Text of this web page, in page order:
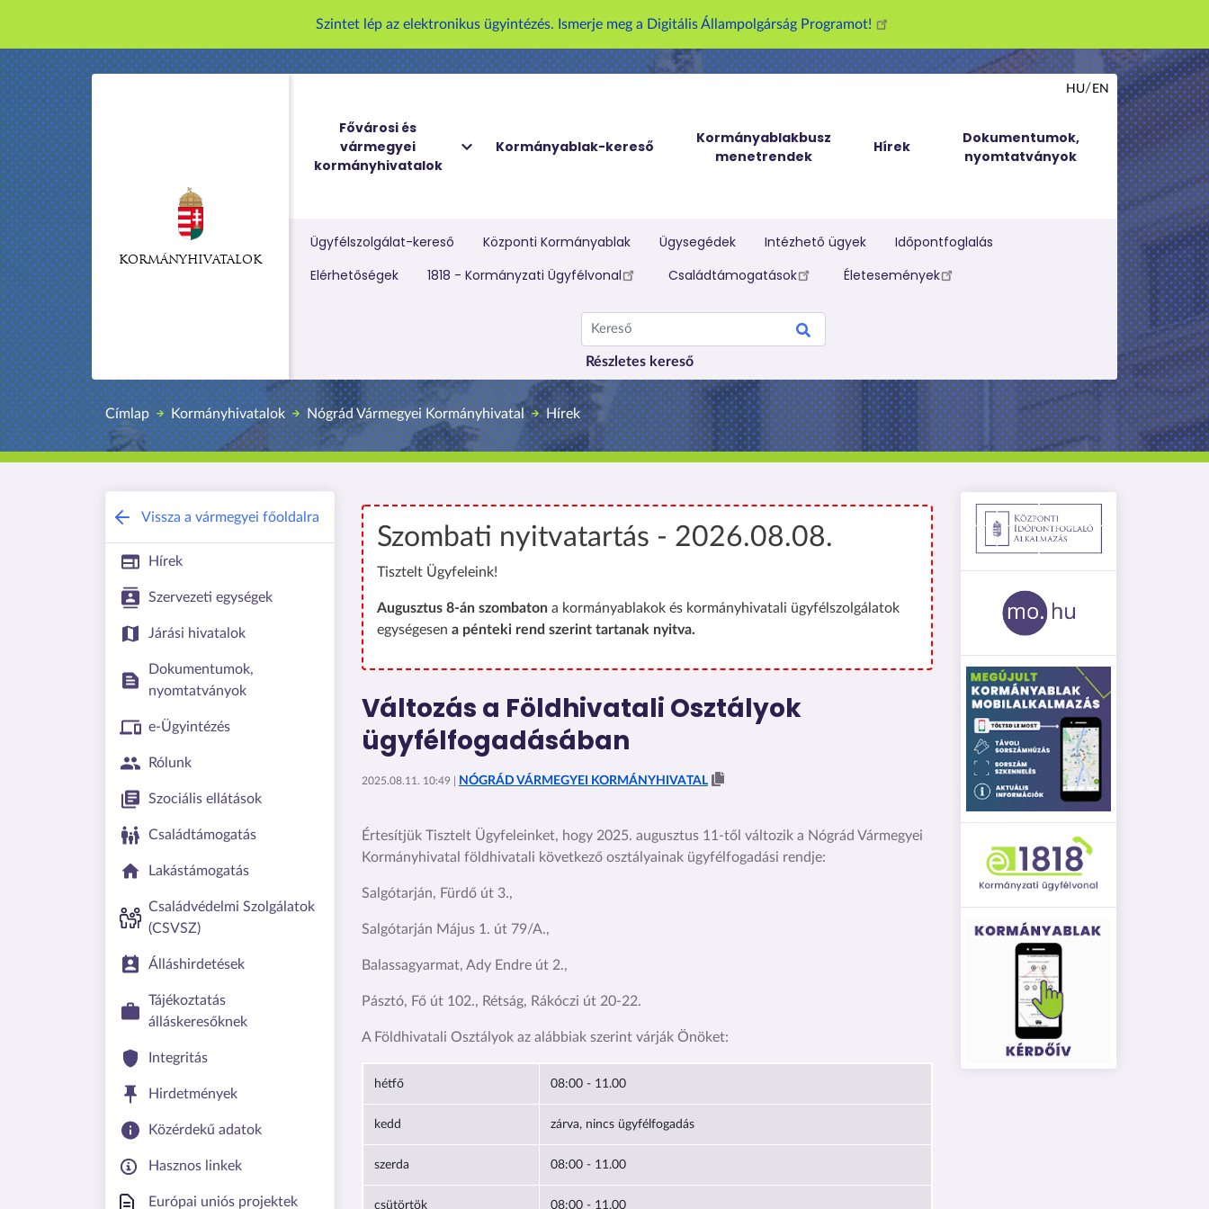
r
t
a
o
r
a
Szintet lép az elektronikus ügyintézés. Ismerje meg a Digitális Állampolgárság Programot!
KORMÁNYHIVATALOK
Fővárosi és
vármegyei
kormányhivatalok
Kormányablak-kereső
Kormányablakbusz
menetrendek
Hírek
Dokumentumok,
nyomtatványok
HU EN
Kereső melletti menü
Ügyfélszolgálat-kereső Központi Kormányablak Ügysegédek Intézhető ügyek
Időpontfoglalás
Elérhetőségek
1818 - Kormányzati Ügyfélvonal Családtámogatások Életesemények
Kereső
Részletes kereső
Címlap Kormányhivatalok Nógrád Vármegyei Kormányhivatal Hírek
Vissza a vármegyei főoldalra
Hírek
Szervezeti egységek
Járási hivatalok
Dokumentumok,
nyomtatványok
e-Ügyintézés
Rólunk
Szociális ellátások
Családtámogatás
Lakástámogatás
Családvédelmi Szolgálatok
(CSVSZ)
Álláshirdetések
Tájékoztatás
álláskeresőknek
Integritás
Hirdetmények
Közérdekű adatok
Hasznos linkek
Európai uniós projektek
Szombati nyitvatartás - 2026.08.08.
Tisztelt Ügyfeleink!
Augusztus 8-án szombaton a kormányablakok és kormányhivatali ügyfélszolgálatok
egységesen a pénteki rend szerint tartanak nyitva.
Változás a Földhivatali Osztályok
ügyfélfogadásában
2025.08.11. 10:49 | NÓGRÁD VÁRMEGYEI KORMÁNYHIVATAL
Értesítjük Tisztelt Ügyfeleinket, hogy 2025. augusztus 11-től változik a Nógrád Vármegyei
Kormányhivatal földhivatali következő osztályainak ügyfélfogadási rendje:
Salgótarján, Fürdő út 3.,
Salgótarján Május 1. út 79/A.,
Balassagyarmat, Ady Endre út 2.,
Pásztó, Fő út 102., Rétság, Rákóczi út 20-22.
A Földhivatali Osztályok az alábbiak szerint várják Önöket:
hétfő 08:00 - 11.00
kedd zárva, nincs ügyfélfogadás
szerda 08:00 - 11.00
csütörtök 08:00 - 11.00